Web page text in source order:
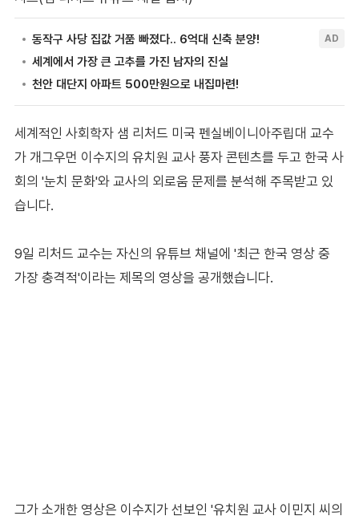
세계적인 사회학자 샘 리처드 미국 펜실베이니아주립대 교수
가 개그우먼 이수지의 유치원 교사 풍자 콘텐츠를 두고 한국 사
회의 '눈치 문화'와 교사의 외로움 문제를 분석해 주목받고 있
습니다.
9일 리처드 교수는 자신의 유튜브 채널에 '최근 한국 영상 중
가장 충격적'이라는 제목의 영상을 공개했습니다.
그가 소개한 영상은 이수지가 선보인 '유치원 교사 이민지 씨의